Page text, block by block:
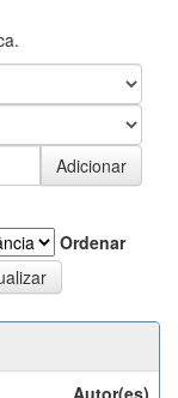
Ordenar
Autor(es)